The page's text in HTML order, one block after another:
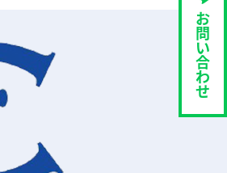
お
問
い
合
わ
せ